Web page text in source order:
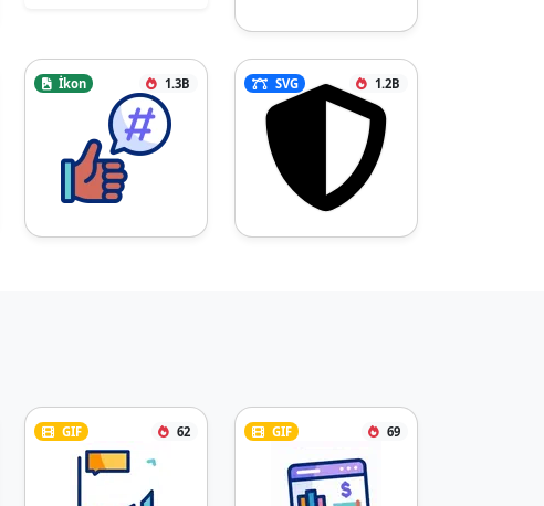
İkon 1.3B SVG 1.2B
GIF 62 GIF 69